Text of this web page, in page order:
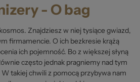
- O bag
Znajdziesz w niej tysiące gwiazd,
firmamencie. O ich bezkresie krążą
ich pojemność. Bo z większej słyną
często jednak pragniemy nad tym
takiej chwili z pomocą przybywa nam